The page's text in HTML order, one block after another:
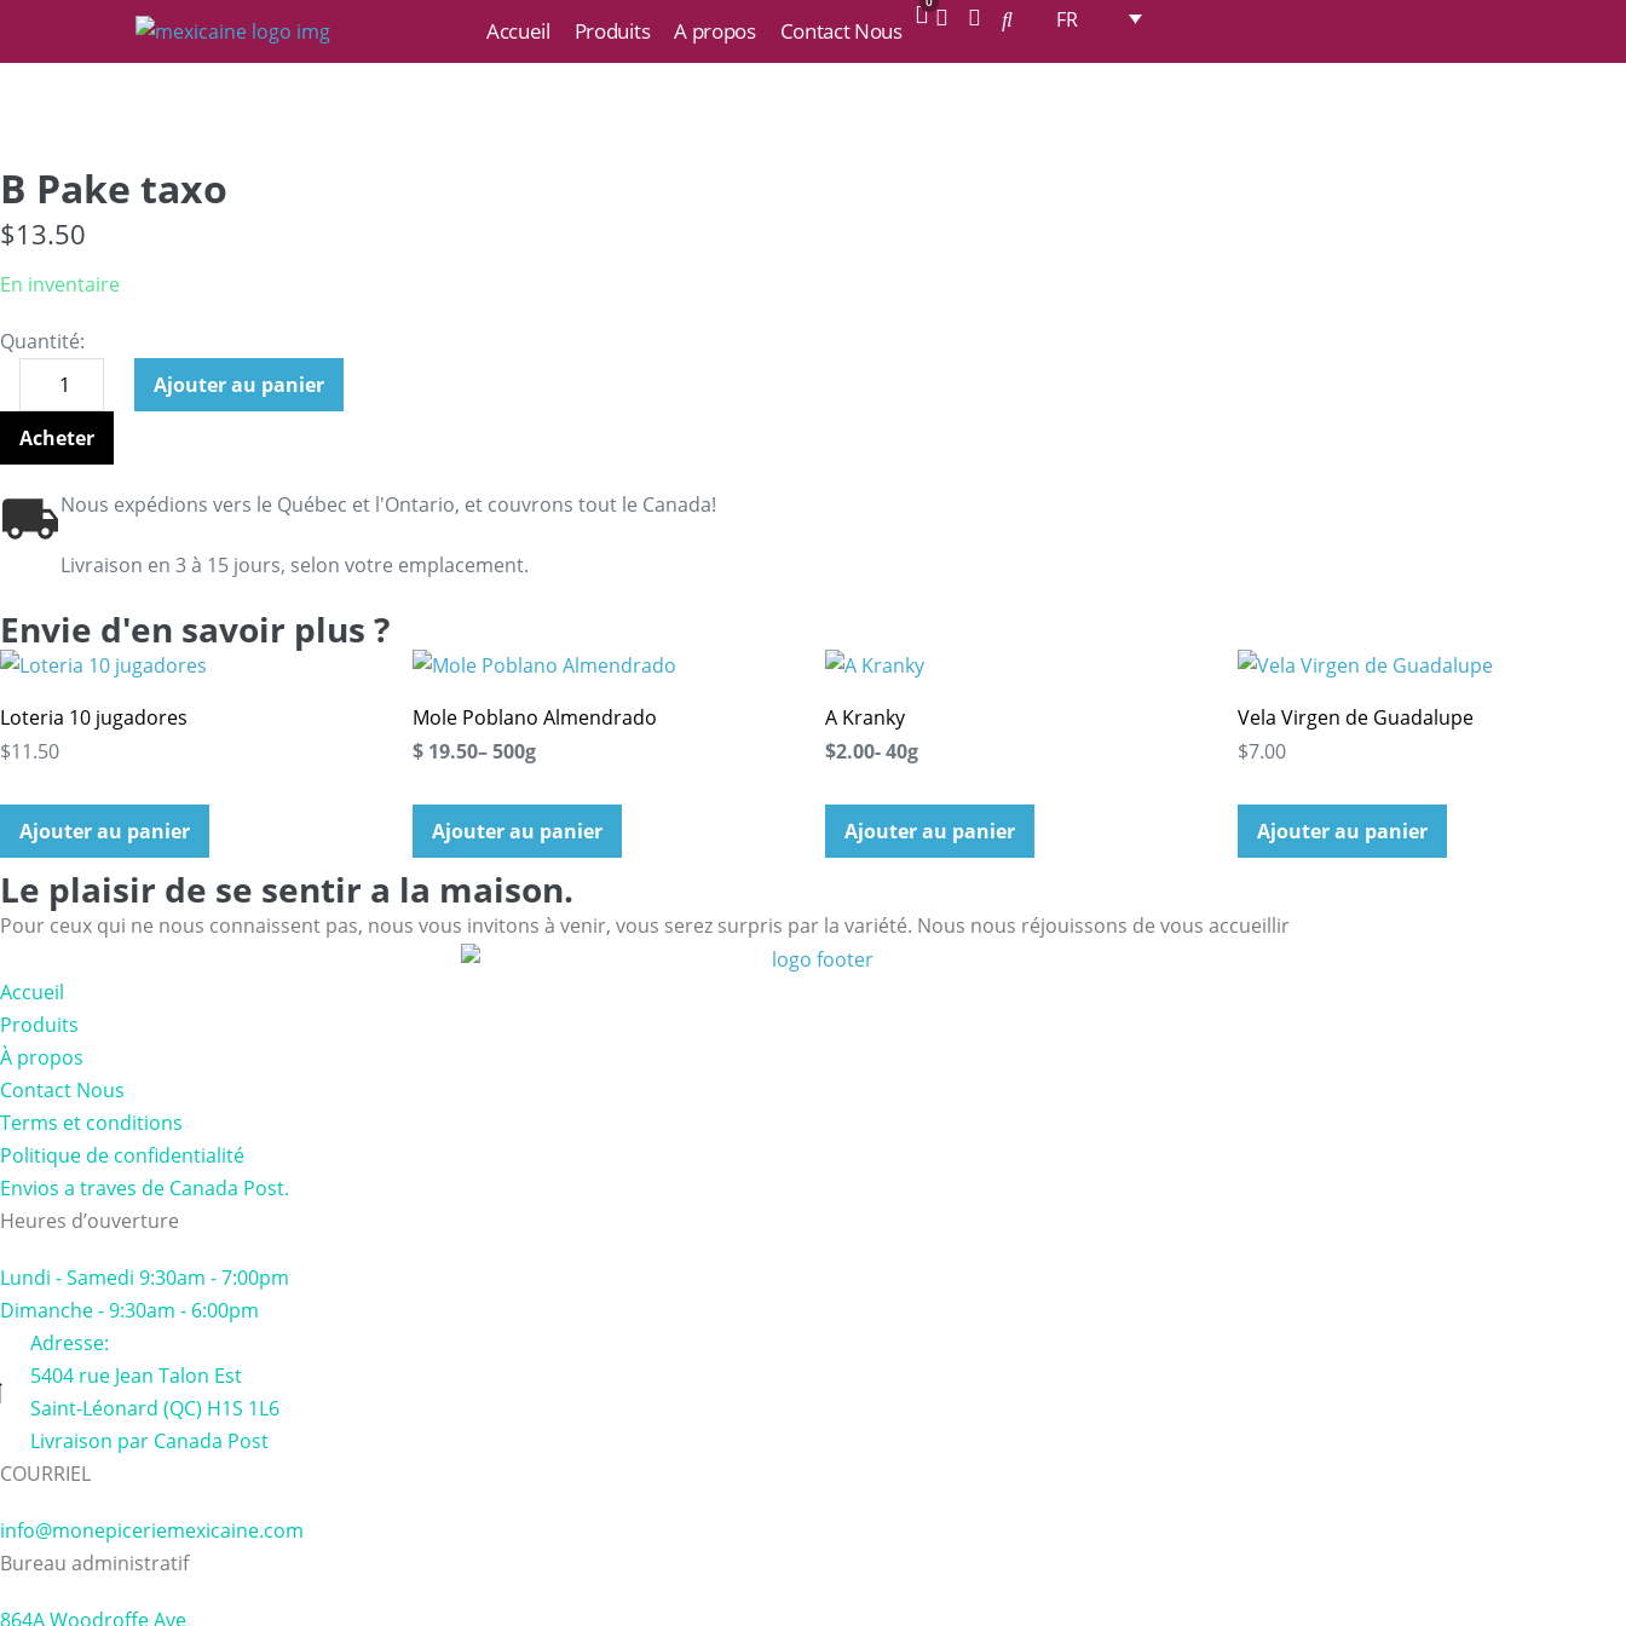
Accueil Produits A propos Contact Nous FR
B Pake taxo
$13.50
En inventaire
Quantité:
Ajouter au panier
Acheter
Nous expédions vers le Québec et l'Ontario, et couvrons tout le Canada!
Livraison en 3 à 15 jours, selon votre emplacement.
Envie d'en savoir plus ?
Loteria 10 jugadores
$11.50
Ajouter au panier
Mole Poblano Almendrado
$ 19.50– 500g
Ajouter au panier
A Kranky
$2.00- 40g
Ajouter au panier
Vela Virgen de Guadalupe
$7.00
Ajouter au panier
Le plaisir de se sentir a la maison.
Pour ceux qui ne nous connaissent pas, nous vous invitons à venir, vous serez surpris par la variété. Nous nous réjouissons de vous accueillir
Accueil
Produits
À propos
Contact Nous
Terms et conditions
Politique de confidentialité
Envios a traves de Canada Post.
Heures d’ouverture
Lundi - Samedi 9:30am - 7:00pm
Dimanche - 9:30am - 6:00pm
Adresse:
5404 rue Jean Talon Est
Saint-Léonard (QC) H1S 1L6
Livraison par Canada Post
COURRIEL
info@monepiceriemexicaine.com
Bureau administratif
864A Woodroffe Ave